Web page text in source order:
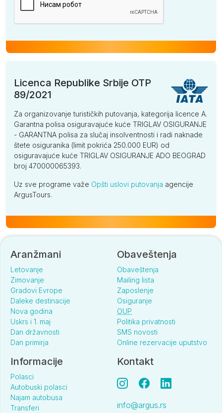
Licenca Republike Srbije OTP
89/2021
Za organizovanje turističkih putovanja, kategorija licence A.
Garantna polisa osiguravajuće kuće TRIGLAV OSIGURANJE
- GARANTNA polisa za slučaj insolventnosti i radi naknade
štete osiguranika (limit pokrića 250.000 EUR) od
osiguravajuće kuće TRIGLAV OSIGURANJE ADO BEOGRAD
broj 470000065393.
Uz sve programe važe Opšti uslovi putovanja agencije
ArgusTours.
Aranžmani
Letovanje
Zimovanje
Gradovi Evrope
Daleke destinacije
Nova godina
Uskrs i 1. maj
Dan državnosti
Dan primirja
Obaveštenja
Obaveštenja
Mailing lista
Zaposlenje
Osiguranje
OUP
Politika privatnosti
SMS novosti
Online rezervacije uputstvo
Informacije
Polasci
Autobuski polasci
Najam autobusa
Transferi
Kontakt
info@argus.rs